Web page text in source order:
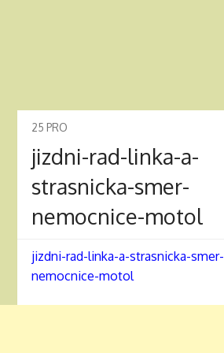
25 PRO
jizdni-rad-linka-a-
strasnicka-smer-
nemocnice-motol
jizdni-rad-linka-a-strasnicka-smer-
nemocnice-motol